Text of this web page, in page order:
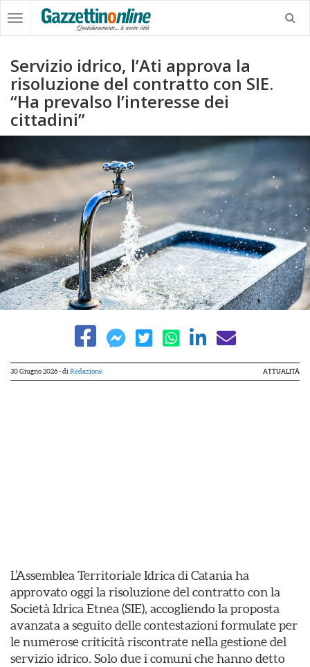
Servizio idrico, l’Ati approva la
risoluzione del contratto con SIE.
“Ha prevalso l’interesse dei
cittadini”
30 Giugno 2026- di Redazione ATTUALITÀ
L’Assemblea Territoriale Idrica di Catania ha
approvato oggi la risoluzione del contratto con la
Società Idrica Etnea (SIE), accogliendo la proposta
avanzata a seguito delle contestazioni formulate per
le numerose criticità riscontrate nella gestione del
servizio idrico. Solo due i comuni che hanno detto